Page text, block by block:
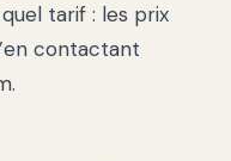
tarif : les prix
contactant